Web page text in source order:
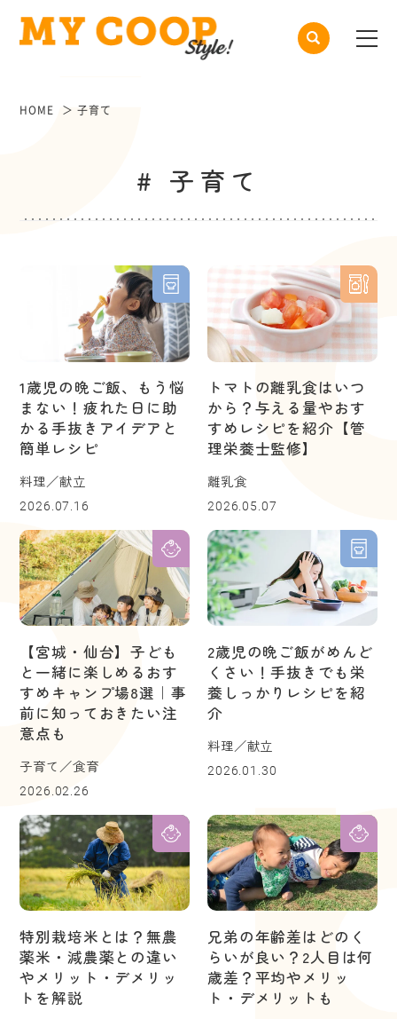
HOME 子育て
# 子育て
1歳児の晩ご飯、もう悩
まない！疲れた日に助
かる手抜きアイデアと
簡単レシピ
料理／献立
2026.07.16
トマトの離乳食はいつ
から？与える量やおす
すめレシピを紹介【管
理栄養士監修】
離乳食
2026.05.07
【宮城・仙台】子ども
と一緒に楽しめるおす
すめキャンプ場8選｜事
前に知っておきたい注
意点も
子育て／食育
2026.02.26
2歳児の晩ご飯がめんど
くさい！手抜きでも栄
養しっかりレシピを紹
介
料理／献立
2026.01.30
特別栽培米とは？無農
薬米・減農薬との違い
やメリット・デメリッ
トを解説
兄弟の年齢差はどのく
らいが良い？2人目は何
歳差？平均やメリッ
ト・デメリットも